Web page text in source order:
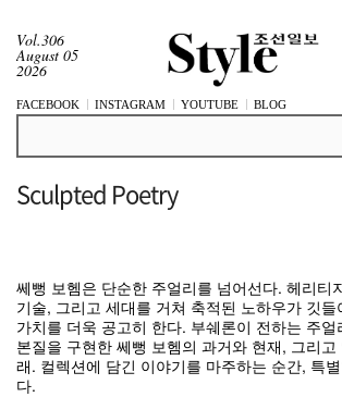
Vol.306
August 05
2026
FACEBOOK INSTAGRAM YOUTUBE BLOG
Sculpted Poetry
쎄뻥 보헴은 단순한 주얼리를 넘어선다. 헤리티
기술, 그리고 세대를 거쳐 축적된 노하우가 깃
가치를 더욱 공고히 한다. 부쉐론이 전하는 주
본질을 구현한 쎄뻥 보헴의 과거와 현재, 그리고
래. 컬렉션에 담긴 이야기를 마주하는 순간, 특
다.